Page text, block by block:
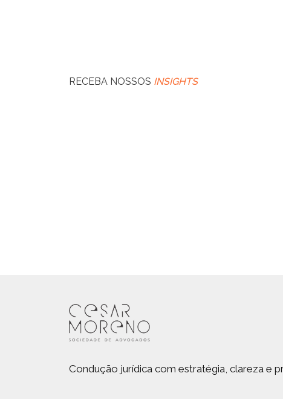
RECEBA NOSSOS INSIGHTS
Condução jurídica com estratégia, clareza e